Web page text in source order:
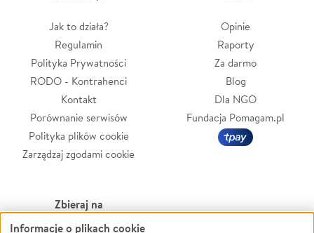
Jak to działa?
Regulamin
Polityka Prywatności
RODO - Kontrahenci
Kontakt
Porównanie serwisów
Polityka plików cookie
Zarządzaj zgodami cookie
Opinie
Raporty
Za darmo
Blog
Dla NGO
Fundacja Pomagam.pl
Zbieraj na
Informacje o plikach cookie